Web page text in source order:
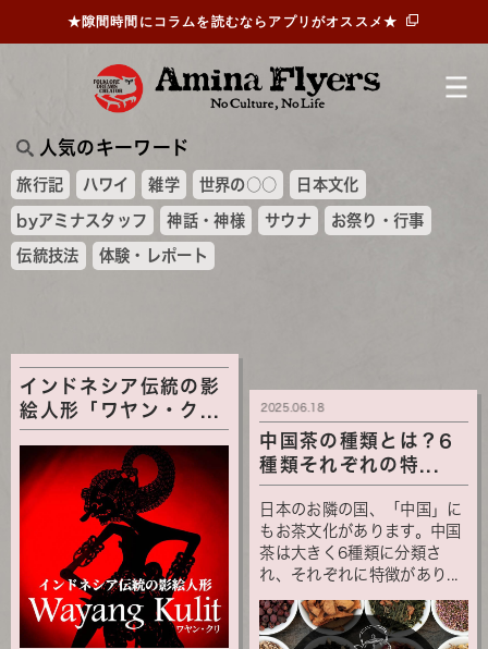
人気のキーワード
旅行記 ハワイ 雑学 世界の○○ 日本文化
byアミナスタッフ 神話・神様 サウナ お祭り・行事
伝統技法 体験・レポート
★隙間時間にコラムを読むならアプリがオススメ★
インドネシア伝統の影
絵人形「ワヤン・ク...
中国茶の種類とは？6
種類それぞれの特...
日本のお隣の国、「中国」に
もお茶文化があります。中国
茶は大きく6種類に分類さ
れ、それぞれに特徴があり...
2025.06.18